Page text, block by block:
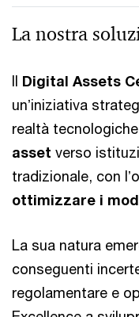
La nostra
Il Digital Assets
unʼiniziativa
realtà
asset verso
tradizionale, con
ottimizzare i
La sua natura
conseguenti
regolamentare e